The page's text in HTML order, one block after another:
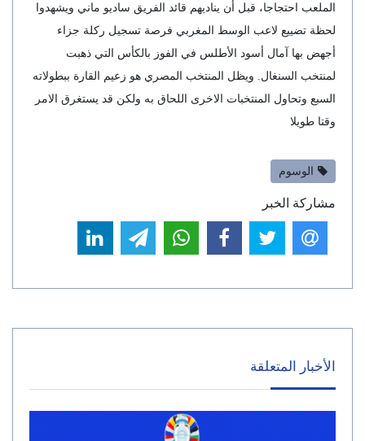
الملعب احتجاجا، قبل أن يناديهم قائد الفريق ساديو ماني ويشهدوا
لحظة تضييع لاعب الوسط المغربي فرصة تسجيل ركلة جزاء
أجهض بها آمال أسود الأطلس في الفوز بالكأس التي ذهبت
لمنتخب السنغال. ويظل المنتخب المصري هو زعيم القارة ببطولاته
السبع وتحاول المنتخبات الاخرى اللحاق به ولكن قد يستغرق الامر
وقتا طويلا
الوسوم
مشاركة الخبر
الأخبار المتعلقة